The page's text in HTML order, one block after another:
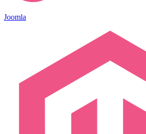
Joomla